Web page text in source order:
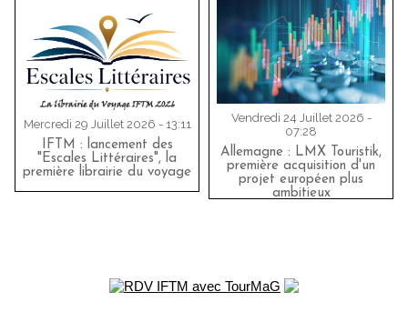
Mercredi 29 Juillet 2026 - 13:11
IFTM : lancement des
"Escales Littéraires", la
première librairie du voyage
Vendredi 24 Juillet 2026 -
07:28
Allemagne : LMX Touristik,
première acquisition d'un
projet européen plus
ambitieux